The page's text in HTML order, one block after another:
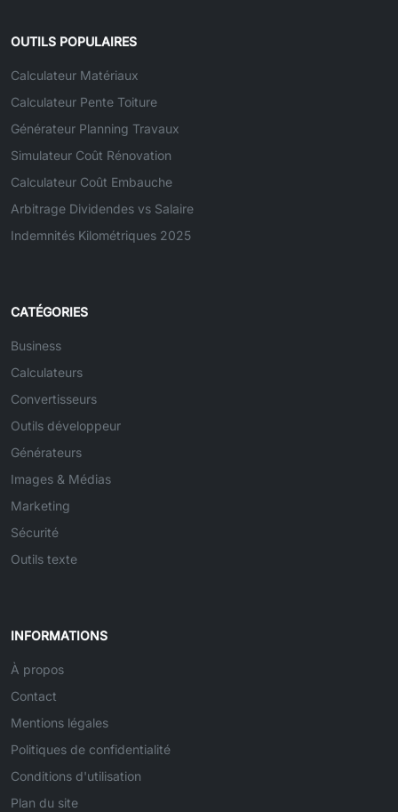
OUTILS POPULAIRES
Calculateur Matériaux
Calculateur Pente Toiture
Générateur Planning Travaux
Simulateur Coût Rénovation
Calculateur Coût Embauche
Arbitrage Dividendes vs Salaire
Indemnités Kilométriques 2025
CATÉGORIES
Business
Calculateurs
Convertisseurs
Outils développeur
Générateurs
Images & Médias
Marketing
Sécurité
Outils texte
INFORMATIONS
À propos
Contact
Mentions légales
Politiques de confidentialité
Conditions d'utilisation
Plan du site